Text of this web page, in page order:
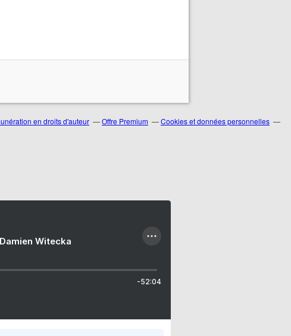
en droits d'auteur Offre Premium
Cookies et données personnelles
Witecka
-52:04